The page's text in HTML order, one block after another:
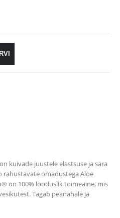
kuivade juustele elastsuse ja sära
rahustavate omadustega Aloe
on 100% looduslik toimeaine, mis
Tagab peanahale ja